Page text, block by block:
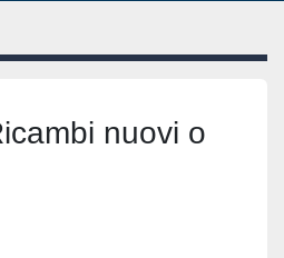
nuovi o